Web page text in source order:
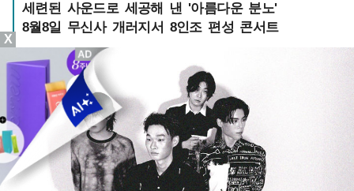
세련된 사운드로 세공해 낸 '아름다운 분노'
8월8일 무신사 개러지서 8인조 편성 콘서트
X